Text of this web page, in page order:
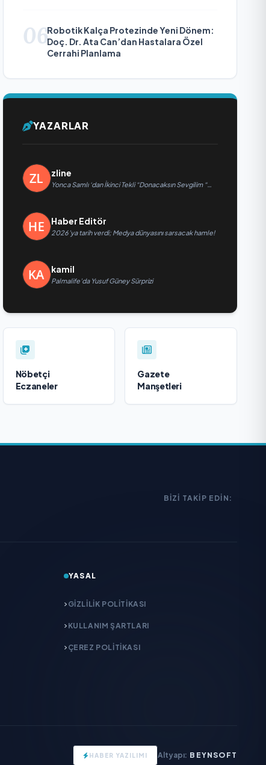
06Robotik Kalça Protezinde Yeni Dönem:
Doç. Dr. Ata Can’dan Hastalara Özel
Cerrahi Planlama
YAZARLAR
zline
Yonca Samlı ‘dan İkinci Tekli “Donacaksın Sevgilim “
Haber Editör
2026’ya tarih verdi; Medya dünyasını sarsacak hamle!
kamil
Palmalife’da Yusuf Güney Sürprizi
Nöbetçi
Eczaneler
Gazete
Manşetleri
BIZI TAKIP EDIN:
YASAL
GIZLILIK POLITIKASI
KULLANIM ŞARTLARI
ÇEREZ POLITIKASI
HABER YAZILIMI Altyapı: BEYNSOFT